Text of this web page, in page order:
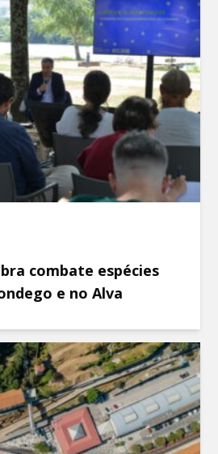
combate espécies
e no Alva